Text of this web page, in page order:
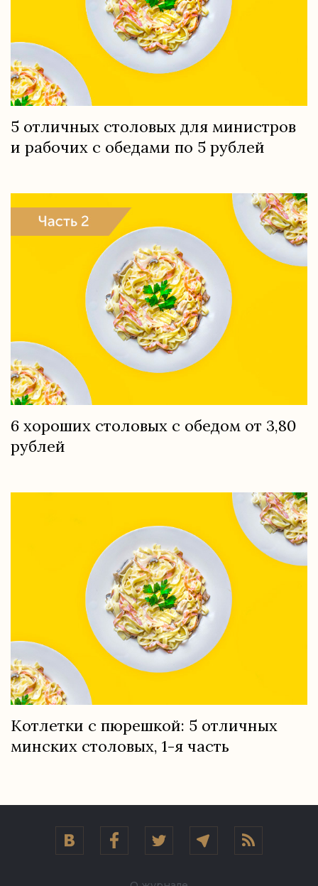
5 отличных столовых для министров
и рабочих с обедами по 5 рублей
6 хороших столовых с обедом от 3,80
рублей
Котлетки с пюрешкой: 5 отличных
минских столовых, 1-я часть